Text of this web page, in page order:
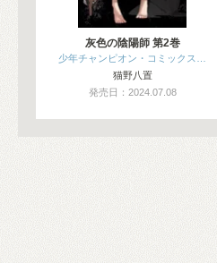
灰色の陰陽師 第2巻
少年チャンピオン・コミックス…
猫野八置
発売日：2024.07.08